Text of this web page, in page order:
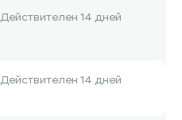
Действителен 14 дней
Действителен 14 дней